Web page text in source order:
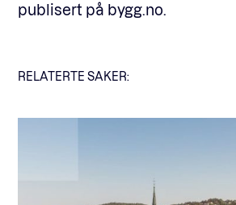
publisert på bygg.no.
RELATERTE SAKER: